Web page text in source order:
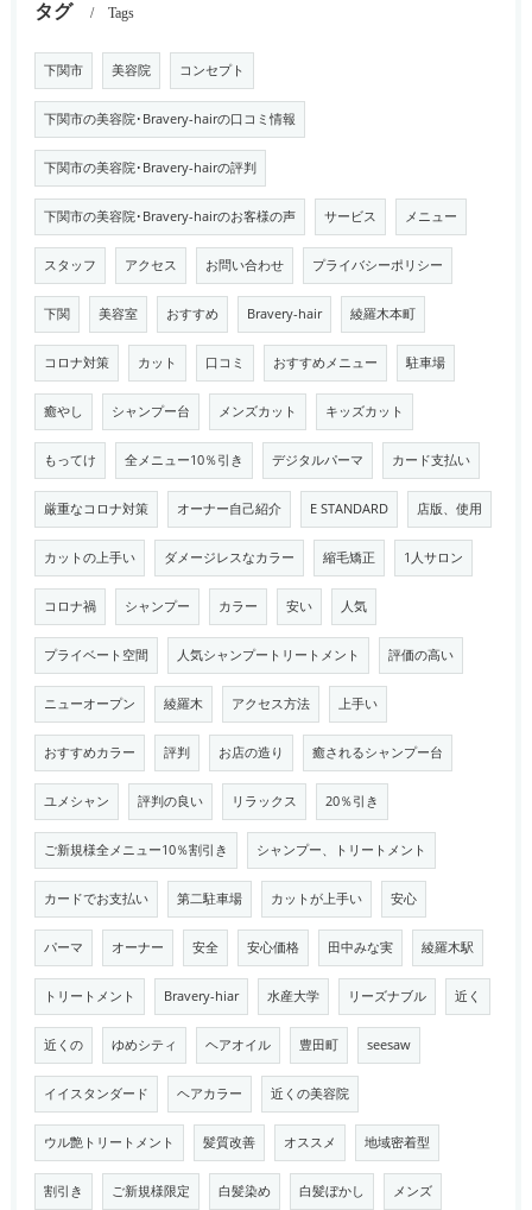
タグ Tags
下関市 美容院 コンセプト
下関市の美容院･Bravery-hairの口コミ情報
下関市の美容院･Bravery-hairの評判
下関市の美容院･Bravery-hairのお客様の声 サービス メニュー
スタッフ アクセス お問い合わせ プライバシーポリシー
下関 美容室 おすすめ Bravery-hair 綾羅木本町
コロナ対策 カット 口コミ おすすめメニュー 駐車場
癒やし シャンプー台 メンズカット キッズカット
もってけ 全メニュー10％引き デジタルパーマ カード支払い
厳重なコロナ対策 オーナー自己紹介 E STANDARD 店版、使用
カットの上手い ダメージレスなカラー 縮毛矯正 1人サロン
コロナ禍 シャンプー カラー 安い 人気
プライベート空間 人気シャンプートリートメント 評価の高い
ニューオープン 綾羅木 アクセス方法 上手い
おすすめカラー 評判 お店の造り 癒されるシャンプー台
ユメシャン 評判の良い リラックス 20％引き
ご新規様全メニュー10％割引き シャンプー、トリートメント
カードでお支払い 第二駐車場 カットが上手い 安心
パーマ オーナー 安全 安心価格 田中みな実 綾羅木駅
トリートメント Bravery-hiar 水産大学 リーズナブル 近く
近くの ゆめシティ ヘアオイル 豊田町 seesaw
イイスタンダード ヘアカラー 近くの美容院
ウル艶トリートメント 髪質改善 オススメ 地域密着型
割引き ご新規様限定 白髪染め 白髪ぼかし メンズ